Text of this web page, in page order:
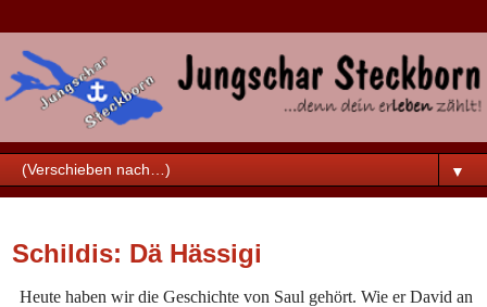
▼
Schildis: Dä Hässigi
Heute haben wir die Geschichte von Saul gehört. Wie er David an